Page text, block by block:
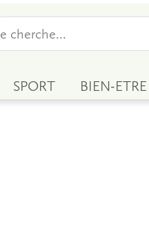
SPORT BIEN-ETRE